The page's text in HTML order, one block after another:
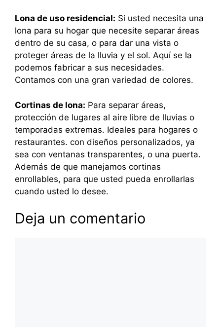
Lona de uso residencial: Si usted necesita una
lona para su hogar que necesite separar áreas
dentro de su casa, o para dar una vista o
proteger áreas de la lluvia y el sol. Aquí se la
podemos fabricar a sus necesidades.
Contamos con una gran variedad de colores.
Cortinas de lona: Para separar áreas,
protección de lugares al aire libre de lluvias o
temporadas extremas. Ideales para hogares o
restaurantes. con diseños personalizados, ya
sea con ventanas transparentes, o una puerta.
Además de que manejamos cortinas
enrollables, para que usted pueda enrollarlas
cuando usted lo desee.
Deja un comentario